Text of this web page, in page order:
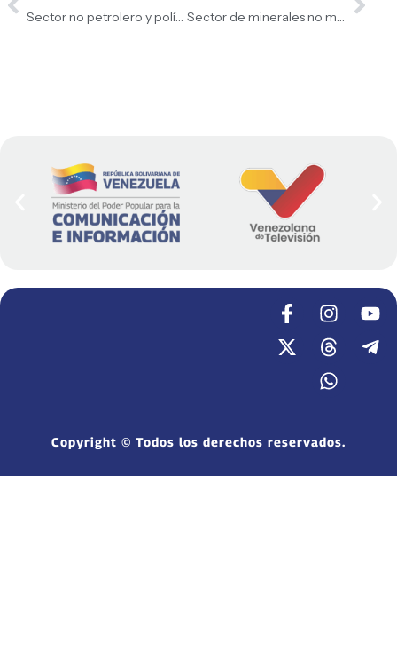
Sector no petrolero y políticas públicas consolidan crecimiento económico sostenible de Venezuela Sector de minerales no metálicos impulsa diversificación de exportaciones
Copyright © Todos los derechos reservados.